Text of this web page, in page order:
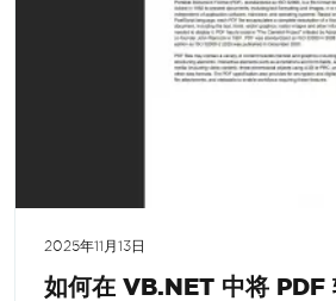
2025年11月13日
如何在 VB.NET 中将 PDF